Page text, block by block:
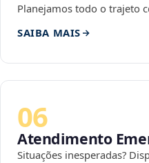
Planejamos todo o trajeto
SAIBA MAIS
06
Atendimento
Situações inesperadas?